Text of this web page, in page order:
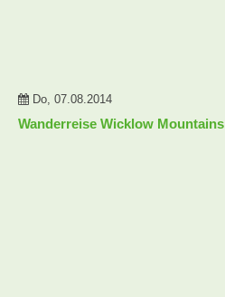
Do, 07.08.2014
Wanderreise Wicklow Mountains